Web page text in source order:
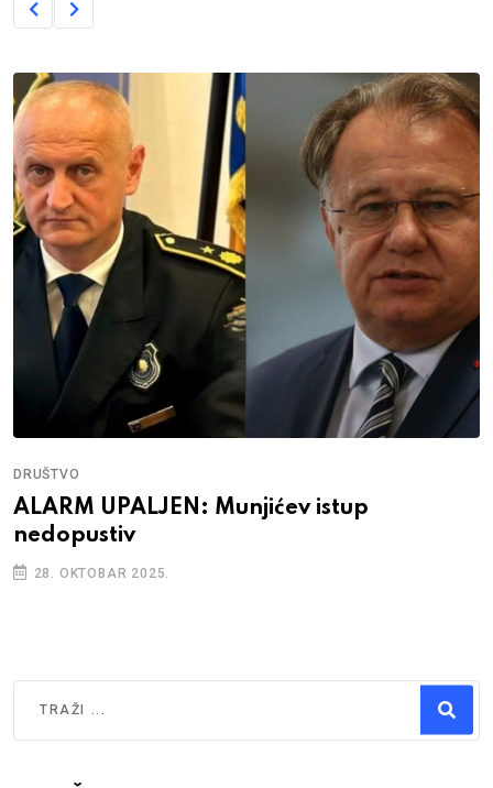
DRUŠTVO
ALARM UPALJEN: Munjićev istup
nedopustiv
28. OKTOBAR 2025.
Type 2 or more characters for results.